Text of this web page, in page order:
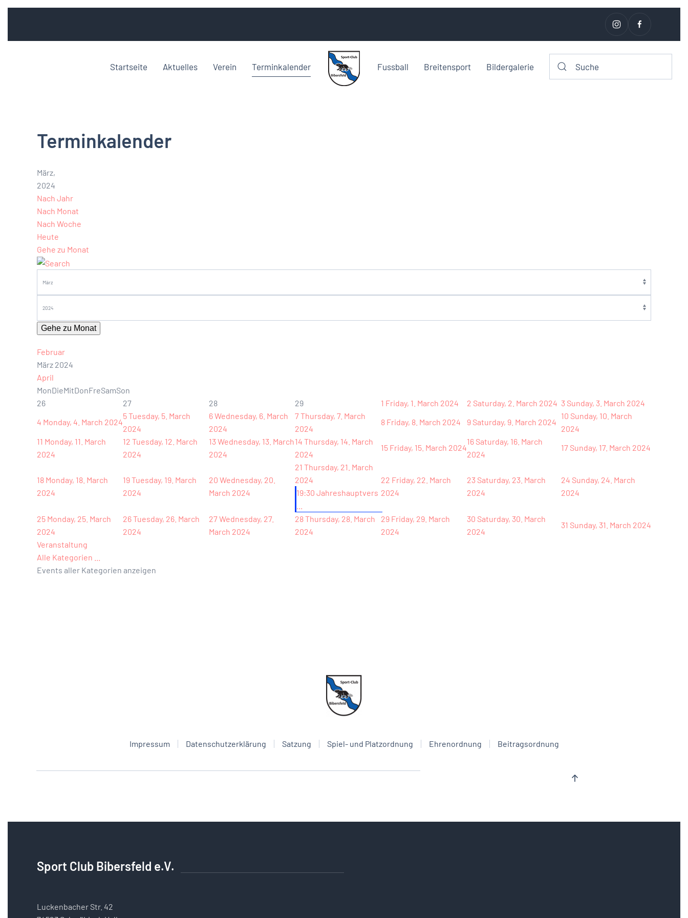
Startseite Aktuelles Verein Terminkalender Fussball Breitensport Bildergalerie
Terminkalender
März,
2024
Nach Jahr
Nach Monat
Nach Woche
Heute
Gehe zu Monat
Gehe zu Monat
Februar
März 2024
April
MonDieMitDonFreSamSon
26
27 28 29 1 Friday, 1. March 2024 2 Saturday, 2. March 2024 3 Sunday, 3. March 2024
4 Monday, 4. March 2024
5Tuesday, 5. March
2024
6Wednesday, 6. March
2024
7Thursday, 7. March
2024
8 Friday, 8. March 2024 9 Saturday, 9. March 2024
10 Sunday, 10. March
2024
11 Monday, 11. March
2024
12 Tuesday, 12. March
2024
13 Wednesday, 13. March
2024
14 Thursday, 14. March
2024
15 Friday, 15. March 2024
16 Saturday, 16. March
2024
17 Sunday, 17. March 2024
18 Monday, 18. March
2024
19Tuesday, 19. March
2024
20 Wednesday, 20.
March 2024
21 Thursday, 21. March
2024
19:30 Jahreshauptvers
22 Friday, 22. March
2024
23 Saturday, 23. March
2024
24 Sunday, 24. March
2024
25 Monday, 25. March
2024
26Tuesday, 26. March
2024
27Wednesday, 27.
March 2024
28Thursday, 28. March
2024
29 Friday, 29. March
2024
30 Saturday, 30. March
2024
31 Sunday, 31. March 2024
Veranstaltung
Alle Kategorien ...
Events aller Kategorien anzeigen
Impressum Datenschutzerklärung Satzung Spiel- und Platzordnung Ehrenordnung Beitragsordnung
Sport Club Bibersfeld e.V.
Luckenbacher Str. 42